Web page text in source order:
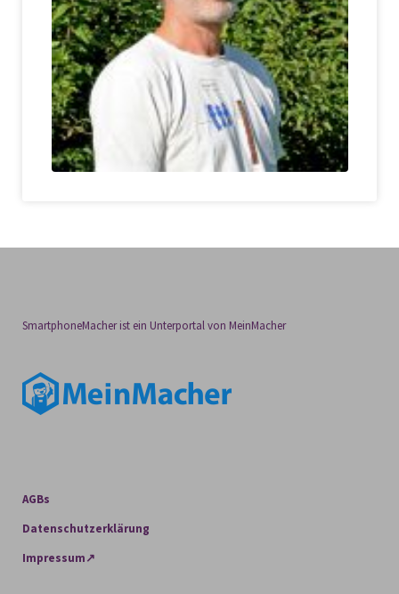
SmartphoneMacher ist ein Unterportal von MeinMacher
AGBs
Datenschutzerklärung
Impressum↗